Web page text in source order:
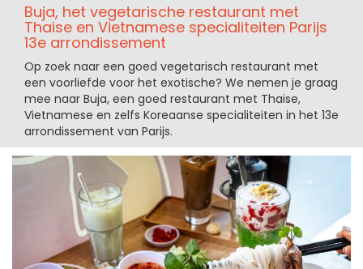
Buja, het vegetarische restaurant met
Thaise en Vietnamese specialiteiten Parijs
13e arrondissement
Op zoek naar een goed vegetarisch restaurant met
een voorliefde voor het exotische? We nemen je graag
mee naar Buja, een goed restaurant met Thaise,
Vietnamese en zelfs Koreaanse specialiteiten in het 13e
arrondissement van Parijs.